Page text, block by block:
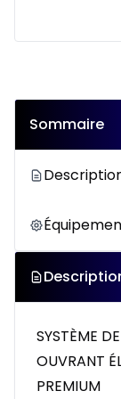
Sommaire
SYSTÈME
OUVRANT
PREMIUM